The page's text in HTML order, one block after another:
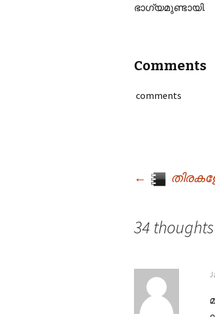
ഭാഗ്യമുണ്ടായി.
Comments
comments
←
34